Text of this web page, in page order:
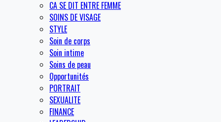
CA SE DIT ENTRE FEMME
SOINS DE VISAGE
STYLE
Soin de corps
Soin intime
Soins de peau
Opportunités
PORTRAIT
SEXUALITE
FINANCE